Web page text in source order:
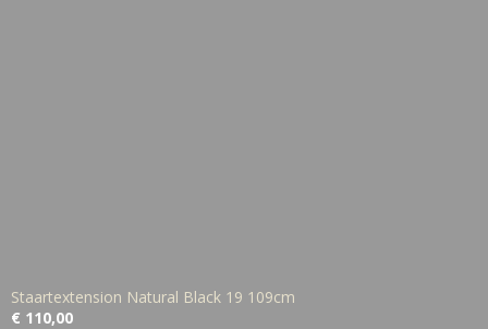
Staartextension Natural Black 19 109cm
€ 110,00